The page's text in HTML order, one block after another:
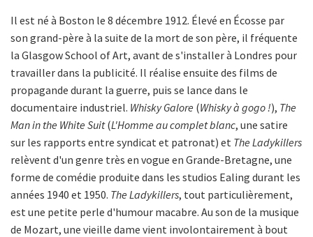
Il est né à Boston le 8 décembre 1912. Élevé en Écosse par
son grand-père à la suite de la mort de son père, il fréquente
la Glasgow School of Art, avant de s'installer à Londres pour
travailler dans la publicité. Il réalise ensuite des films de
propagande durant la guerre, puis se lance dans le
documentaire industriel. Whisky Galore (Whisky à gogo !), The
Man in the White Suit(L'Homme au complet blanc, une satire
sur les rapports entre syndicat et patronat) et The Ladykillers
relèvent d'un genre très en vogue en Grande-Bretagne, une
forme de comédie produite dans les studios Ealing durant les
années 1940 et 1950. The Ladykillers, tout particulièrement,
est une petite perle d'humour macabre. Au son de la musique
de Mozart, une vieille dame vient involontairement à bout